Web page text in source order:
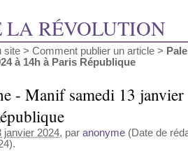
RÉVOLUTION
site > Comment publier un article >
à 14h à Paris République
- Manif samedi 13
janvier 2024, par anonyme (Date de